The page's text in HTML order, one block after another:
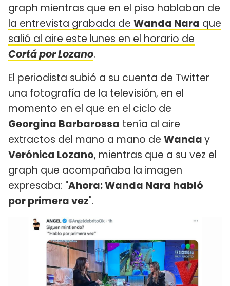
graph mientras que en el piso hablaban de
la entrevista grabada de Wanda Nara que
salió al aire este lunes en el horario de
Cortá por Lozano.
El periodista subió a su cuenta de Twitter
una fotografía de la televisión, en el
momento en el que en el ciclo de
Georgina Barbarossa tenía al aire
extractos del mano a mano de Wanday
Verónica Lozano, mientras que a su vez el
graph que acompañaba la imagen
expresaba: "Ahora: Wanda Nara habló
por primera vez".